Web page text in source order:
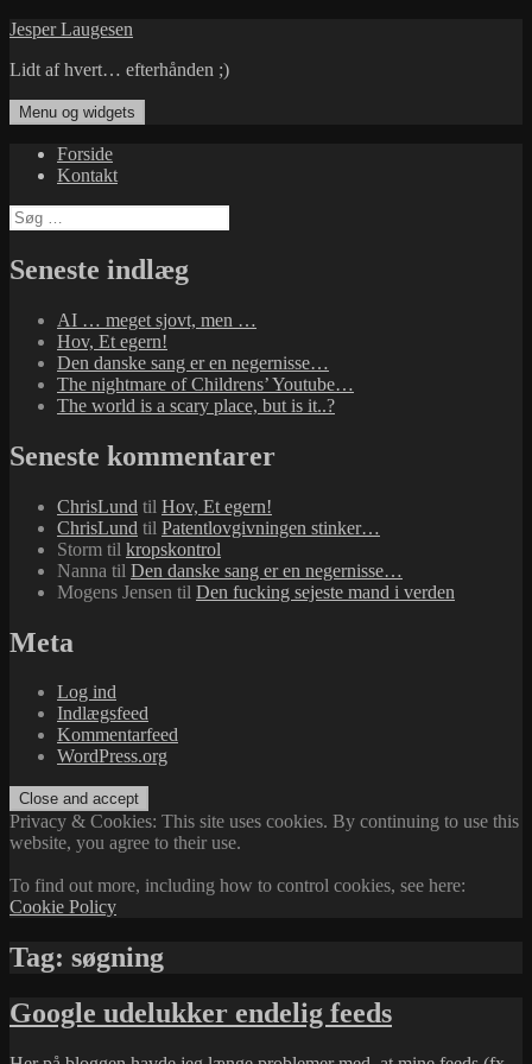
Hop
indhold
Jesper Laugesen
Lidt af hvert… efterhånden ;)
Menu og widgets
Forside
Kontakt
Søg
efter:
Seneste indlæg
AI … meget sjovt, men …
Hov, Et egern!
Den danske sang er en negernisse…
The nightmare of Childrens’ Youtube…
The world is a scary place, but is it..?
Seneste kommentarer
ChrisLund til Hov, Et egern!
ChrisLund til Patentlovgivningen stinker…
Storm til kropskontrol
Nanna til Den danske sang er en negernisse…
Mogens Jensen til Den fucking sejeste mand i verden
Meta
Log ind
Indlægsfeed
Kommentarfeed
WordPress.org
Privacy & Cookies: This site uses cookies. By continuing to use this
website, you agree to their use.
To find out more, including how to control cookies, see here:
Cookie Policy
Tag: søgning
Google udelukker endelig feeds